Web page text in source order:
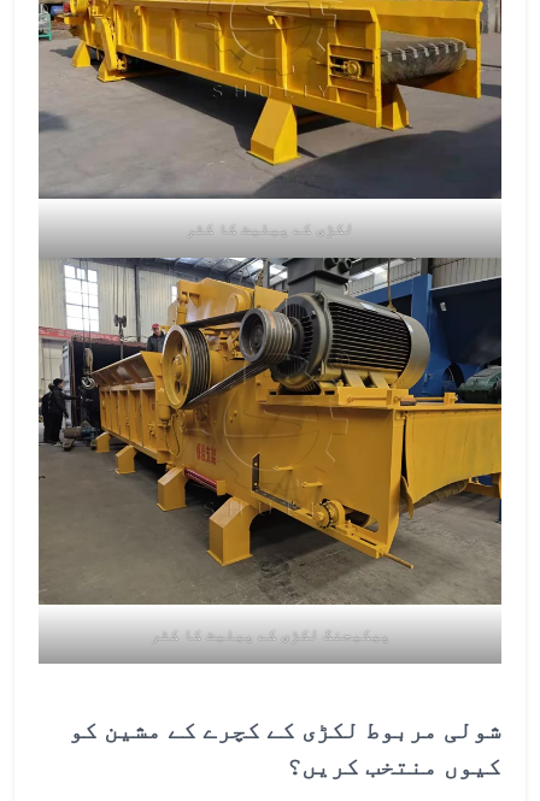
لکڑی کے پیلیٹ کا کٹر
پیکیجنگ لکڑی کے پیلیٹ کا کٹر
شولی مربوط لکڑی کے کچرے کے مشین کو
کیوں منتخب کریں؟